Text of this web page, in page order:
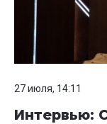
27 июля, 14:11
Интервью: